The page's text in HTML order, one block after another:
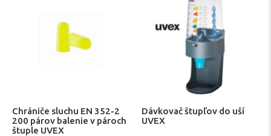
Chrániče sluchu EN 352-2
200 párov balenie v pároch
štuple UVEX
Dávkovač štupľov do uší
UVEX